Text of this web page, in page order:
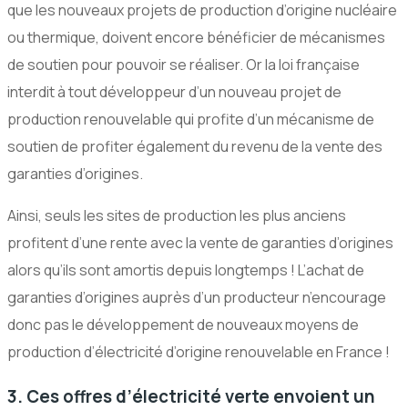
que les nouveaux projets de production d’origine nucléaire
ou thermique, doivent encore bénéficier de mécanismes
de soutien pour pouvoir se réaliser. Or la loi française
interdit à tout développeur d’un nouveau projet de
production renouvelable qui profite d’un mécanisme de
soutien de profiter également du revenu de la vente des
garanties d’origines.
Ainsi, seuls les sites de production les plus anciens
profitent d’une rente avec la vente de garanties d’origines
alors qu’ils sont amortis depuis longtemps ! L’achat de
garanties d’origines auprès d’un producteur n’encourage
donc pas le développement de nouveaux moyens de
production d’électricité d’origine renouvelable en France !
3. Ces offres d’électricité verte envoient un